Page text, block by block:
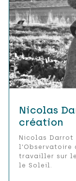
Nicolas
création
Nicolas Darrot
l’Observatoire
travailler sur
le Soleil.